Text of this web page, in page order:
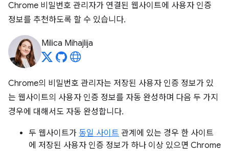
Chrome 비밀번호 관리자가 연결된 웹사이트에 사용자 인증
정보를 추천하도록 할 수 있습니다.
Milica Mihajlija
Chrome의 비밀번호 관리자는 저장된 사용자 인증 정보가 있
는 웹사이트의 사용자 인증 정보를 자동 완성하며 다음 두 가지
경우에 대해서도 자동 완성합니다.
두 웹사이트가 동일 사이트 관계에 있는 경우 한 사이트
에 저장된 사용자 인증 정보가 하나 이상 있으면 Chrome